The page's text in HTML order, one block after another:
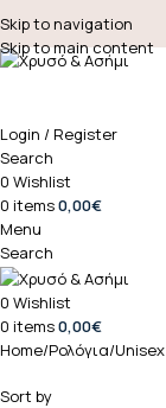
Skip to navigation
Skip to main content
Login / Register
Search
0 Wishlist
0 items0,00€
Menu
Search
0 Wishlist
0 items0,00€
Home Ρολόγια Unisex
Sort by